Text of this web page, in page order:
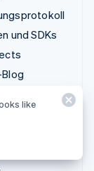
und SDKs
like